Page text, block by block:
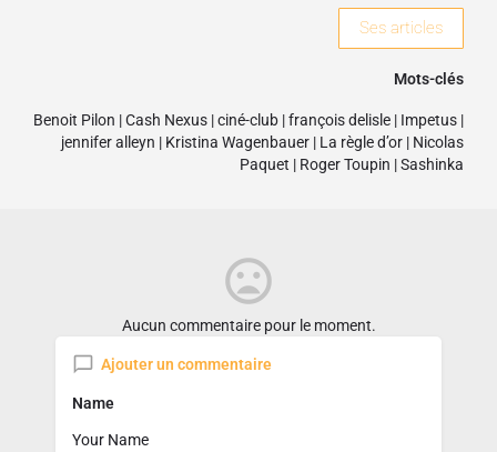
Ses articles
Mots-clés
Benoit Pilon |Cash Nexus |ciné-club |françois delisle | Impetus |
jennifer alleyn | Kristina Wagenbauer | La règle d’or | Nicolas
Paquet | Roger Toupin |Sashinka
Aucun commentaire pour le moment.
Ajouter un commentaire
Name